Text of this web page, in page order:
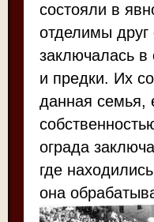
состояли в
отделимы друг
заключалась
и предки. Их
данная семья,
ограда
где
она